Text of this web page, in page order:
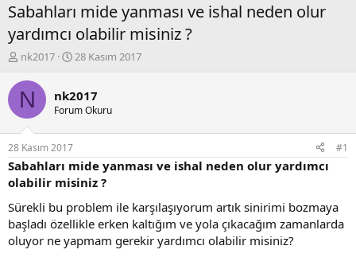
Sabahları mide yanması ve ishal neden olur
yardımcı olabilir misiniz ?
K
n
b
y
u
b
a
ş
a
t
a
nk2017
B
l
a
ı
ç
t
r
i
h
28 Kasım 2017
N nk2017
Forum Okuru
28 Kasım 2017 #1
Sabahları mide yanması ve ishal neden olur yardımcı
olabilir misiniz ?
Sürekli bu problem ile karşılaşıyorum artık sinirimi bozmaya
başladı özellikle erken kaltığım ve yola çıkacağım zamanlarda
oluyor ne yapmam gerekir yardımcı olabilir misiniz?